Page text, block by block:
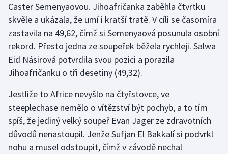
Caster Semenyaovou. Jihoafričanka zaběhla čtvrtku
skvěle a ukázala, že umí i kratší tratě. V cíli se časomíra
zastavila na 49,62, čímž si Semenyaová posunula osobní
rekord. Přesto jedna ze soupeřek běžela rychleji. Salwa
Eid Násirová potvrdila svou pozici a porazila
Jihoafričanku o tři desetiny (49,32).
Jestliže to Africe nevyšlo na čtyřstovce, ve
steeplechase nemělo o vítězství být pochyb, a to tím
spíš, že jediný velký soupeř Evan Jager ze zdravotních
důvodů nenastoupil. Jenže Sufjan El Bakkalí si podvrkl
nohu a musel odstoupit, čímž v závodě nechal